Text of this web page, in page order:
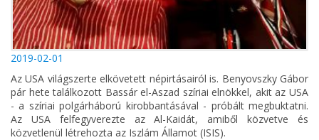
2019-02-01
Az USA világszerte elkövetett népirtásairól is. Benyovszky Gábor
pár hete találkozott Bassár el-Aszad szíriai elnökkel, akit az USA
- a szíriai polgárháború kirobbantásával - próbált megbuktatni.
Az USA felfegyverezte az Al-Kaidát, amiből közvetve és
közvetlenül létrehozta az Iszlám Államot (ISIS).